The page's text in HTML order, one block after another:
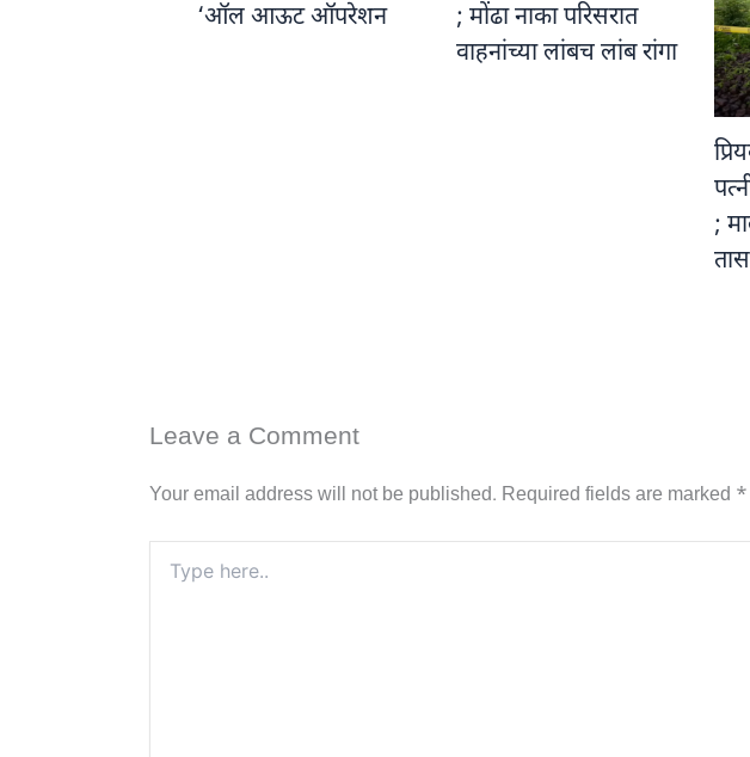
‘ऑल आऊट ऑपरेशन
; मोंढा नाका परिसरात
वाहनांच्या लांबच लांब रांगा
;
Leave a Comment
Your email address will not be published. Required fields are marked *
here..